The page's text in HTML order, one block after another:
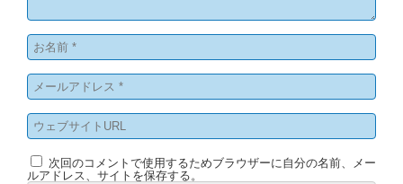
次回のコメントで使用するためブラウザーに自分の名前、メー
ルアドレス、サイトを保存する。